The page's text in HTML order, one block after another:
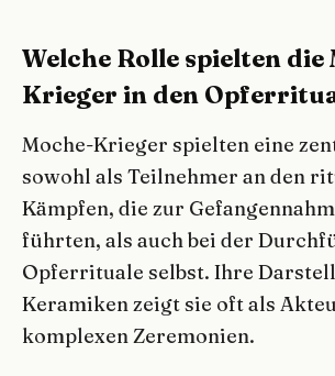
Welche Rolle spielten die
Krieger in den
Moche-Krieger spielten eine
sowohl als Teilnehmer an den
Kämpfen, die zur
führten, als auch bei der
Opferrituale selbst. Ihre
Keramiken zeigt sie oft als
komplexen Zeremonien.